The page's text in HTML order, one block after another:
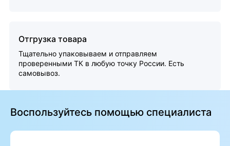
Отгрузка товара
Тщательно упаковываем и отправляем
проверенными ТК в любую точку России. Есть
самовывоз.
Воспользуйтесь помощью специалиста